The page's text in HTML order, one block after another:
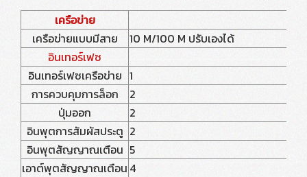
เครือข่าย
เครือข่ายแบบมีสาย
10 M/100 M ปรับเองได้
อินเทอร์เฟซ
อินเทอร์เฟซเครือข่าย 1
การควบคุมการล็อก
2
ปุ่มออก
2
อินพุตการสัมผัสประตู 2
อินพุตสัญญาณเตือน 5
เอาต์พุตสัญญาณเตือน 4